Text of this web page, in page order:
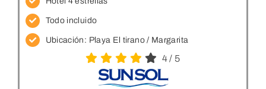
Todo incluido
Ubicación: Playa El tirano / Margarita
4/ 5